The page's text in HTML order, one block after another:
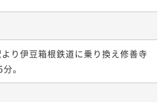
り伊豆箱根鉄道に乗り換え修善寺
。